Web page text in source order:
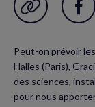
Garder en
Peut-on prévoir
Halles (Paris),
des sciences,
pour nous